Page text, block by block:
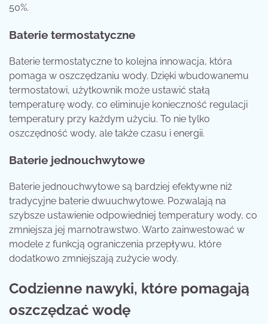
50%.
Baterie termostatyczne
Baterie termostatyczne to kolejna innowacja, która
pomaga w oszczędzaniu wody. Dzięki wbudowanemu
termostatowi, użytkownik może ustawić stałą
temperaturę wody, co eliminuje konieczność regulacji
temperatury przy każdym użyciu. To nie tylko
oszczędność wody, ale także czasu i energii.
Baterie jednouchwytowe
Baterie jednouchwytowe są bardziej efektywne niż
tradycyjne baterie dwuuchwytowe. Pozwalają na
szybsze ustawienie odpowiedniej temperatury wody, co
zmniejsza jej marnotrawstwo. Warto zainwestować w
modele z funkcją ograniczenia przepływu, które
dodatkowo zmniejszają zużycie wody.
Codzienne nawyki, które pomagają
oszczędzać wodę